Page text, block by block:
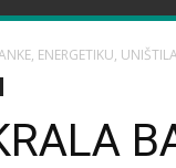
ENERGETIKU,